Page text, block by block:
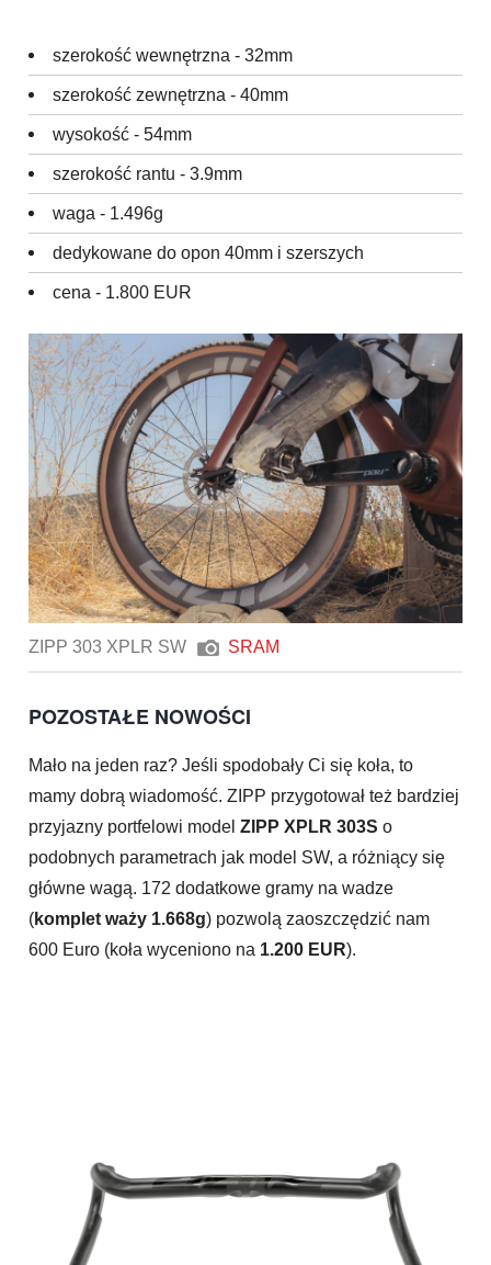
szerokość wewnętrzna - 32mm
szerokość zewnętrzna - 40mm
wysokość - 54mm
szerokość rantu - 3.9mm
waga - 1.496g
dedykowane do opon 40mm i szerszych
cena - 1.800 EUR
ZIPP 303 XPLR SW SRAM
POZOSTAŁE NOWOŚCI
Mało na jeden raz? Jeśli spodobały Ci się koła, to
mamy dobrą wiadomość. ZIPP przygotował też bardziej
przyjazny portfelowi modelZIPP XPLR 303S o
podobnych parametrach jak model SW, a różniący się
główne wagą. 172 dodatkowe gramy na wadze
(komplet waży 1.668g) pozwolą zaoszczędzić nam
600 Euro (koła wyceniono na 1.200 EUR).